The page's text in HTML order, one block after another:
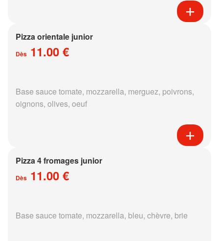
Pizza orientale junior
Dès 11.00 €
Base sauce tomate, mozzarella, merguez, poivrons,
oignons, olives, oeuf
Pizza 4 fromages junior
Dès 11.00 €
Base sauce tomate, mozzarella, bleu, chèvre, brie